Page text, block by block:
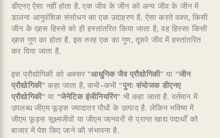
डीएनए ऐसा नहीं होता है. एक जीव के जीन को अन्य जीव के जीन में
डालना आनुवंशिक संसोधन का एक उदाहरण है. ऐसा करते वक्त, किसी
जीन के ख़ास हिस्से को ही हस्तांतरित किया जाता है, वह हिस्सा किसी
ख़ास गुण का होता है. इस तरह एक का गुण, दूसरे जीव में हस्तांतरित
कर दिया जाता है.
इस प्रौद्योगिकी को अक्सर “आधुनिक जैव प्रौद्योगिकी” या “जीन
प्रौद्योगिकी” कहा जाता है. कभी-कभी “पुनः संयोजक डीएनए
प्रौद्योगिकी” या “जेनेटिक इंजीनियरिंग” भी कहा जाता है. वर्तमान में
उपलब्ध जीएम फूड्स ज्यादातर पौधों के उत्पाद है. लेकिन भविष्य में
जीएम फूड्स सूक्ष्मजीवों या जीएम जानवरों से प्राप्त खाद्य पदार्थों को
बाजार में पेश किए जाने की संभावना है.